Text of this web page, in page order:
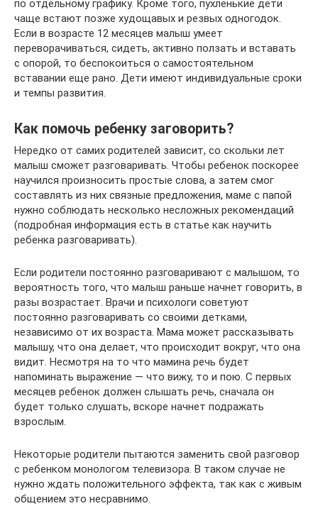
по отдельному графику. Кроме того, пухленькие дети
чаще встают позже худощавых и резвых одногодок.
Если в возрасте 12 месяцев малыш умеет
переворачиваться, сидеть, активно ползать и вставать
с опорой, то беспокоиться о самостоятельном
вставании еще рано. Дети имеют индивидуальные сроки
и темпы развития.
Как помочь ребенку заговорить?
Нередко от самих родителей зависит, со скольки лет
малыш сможет разговаривать. Чтобы ребенок поскорее
научился произносить простые слова, а затем смог
составлять из них связные предложения, маме с папой
нужно соблюдать несколько несложных рекомендаций
(подробная информация есть в статье как научить
ребенка разговаривать).
Если родители постоянно разговаривают с малышом, то
вероятность того, что малыш раньше начнет говорить, в
разы возрастает. Врачи и психологи советуют
постоянно разговаривать со своими детками,
независимо от их возраста. Мама может рассказывать
малышу, что она делает, что происходит вокруг, что она
видит. Несмотря на то что мамина речь будет
напоминать выражение — что вижу, то и пою. С первых
месяцев ребенок должен слышать речь, сначала он
будет только слушать, вскоре начнет подражать
взрослым.
Некоторые родители пытаются заменить свой разговор
с ребенком монологом телевизора. В таком случае не
нужно ждать положительного эффекта, так как с живым
общением это несравнимо.